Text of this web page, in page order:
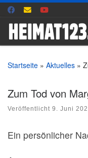
Zum Inhalt springen
Startseite » Aktuelles »
Zum Tod von
Veröffentlicht 9. Juni
Ein persönlicher